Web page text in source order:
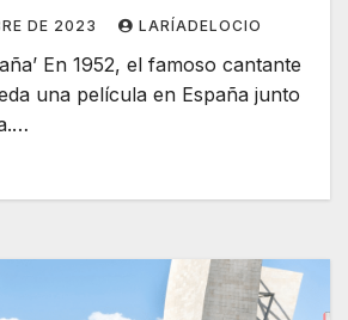
DE 2023 LARÍADELOCIO
En 1952, el famoso cantante
una película en España junto